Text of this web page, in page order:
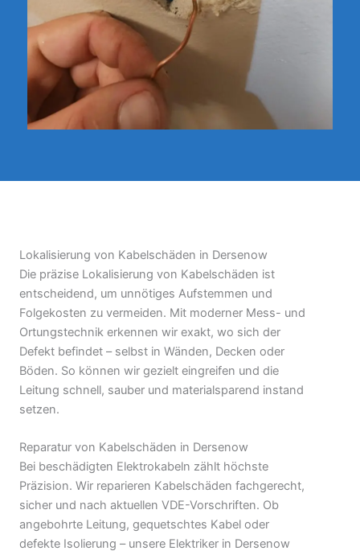
Lokalisierung von Kabelschäden in Dersenow
Die präzise Lokalisierung von Kabelschäden ist
entscheidend, um unnötiges Aufstemmen und
Folgekosten zu vermeiden. Mit moderner Mess- und
Ortungstechnik erkennen wir exakt, wo sich der
Defekt befindet – selbst in Wänden, Decken oder
Böden. So können wir gezielt eingreifen und die
Leitung schnell, sauber und materialsparend instand
setzen.
Reparatur von Kabelschäden in Dersenow
Bei beschädigten Elektrokabeln zählt höchste
Präzision. Wir reparieren Kabelschäden fachgerecht,
sicher und nach aktuellen VDE-Vorschriften. Ob
angebohrte Leitung, gequetschtes Kabel oder
defekte Isolierung – unsere Elektriker in Dersenow